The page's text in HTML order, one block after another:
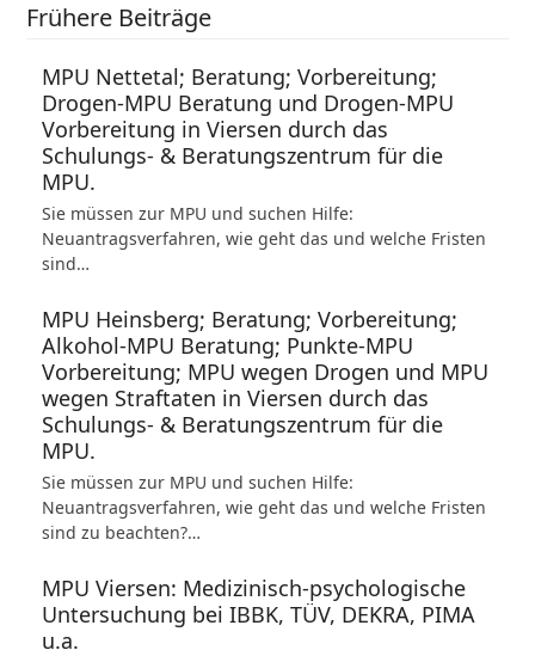
Frühere Beiträge
MPU Nettetal; Beratung; Vorbereitung;
Drogen-MPU Beratung und Drogen-MPU
Vorbereitung in Viersen durch das
Schulungs- & Beratungszentrum für die
MPU.
Sie müssen zur MPU und suchen Hilfe:
Neuantragsverfahren, wie geht das und welche Fristen
sind…
MPU Heinsberg; Beratung; Vorbereitung;
Alkohol-MPU Beratung; Punkte-MPU
Vorbereitung; MPU wegen Drogen und MPU
wegen Straftaten in Viersen durch das
Schulungs- & Beratungszentrum für die
MPU.
Sie müssen zur MPU und suchen Hilfe:
Neuantragsverfahren, wie geht das und welche Fristen
sind zu beachten?…
MPU Viersen: Medizinisch-psychologische
Untersuchung bei IBBK, TÜV, DEKRA, PIMA
u.a.